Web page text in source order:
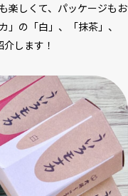
楽しくて、パッケージもお
」の「白」、「抹茶」、
します！